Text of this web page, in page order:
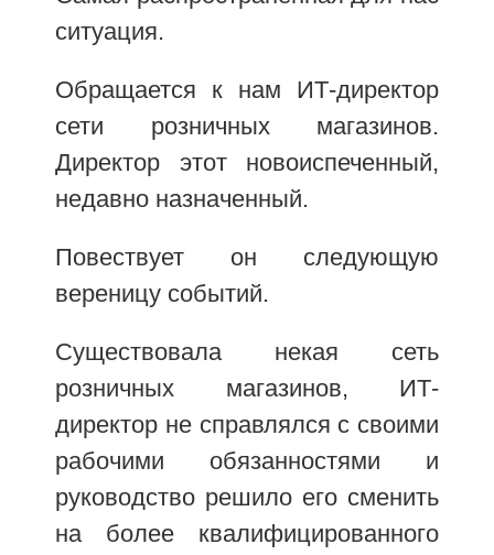
ситуация.
Обращается к нам ИТ-директор
сети розничных магазинов.
Директор этот новоиспеченный,
недавно назначенный.
Повествует он следующую
вереницу событий.
Существовала некая сеть
розничных магазинов, ИТ-
директор не справлялся с своими
рабочими обязанностями и
руководство решило его сменить
на более квалифицированного